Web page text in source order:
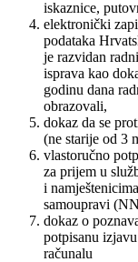
iskaznice,
elektronički
podataka
je razvidan
isprava kao
godinu dana
obrazovali,
dokaz da se
(ne starije od 3
vlastoručno
za prijem u
i
samoupravi
dokaz o
potpisanu
računalu